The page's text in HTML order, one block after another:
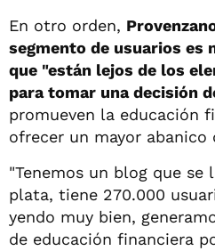
En otro orden,
segmento de usuarios es
que "están lejos de los
para tomar una decisión
promueven la educación
ofrecer un mayor abanico
"Tenemos un blog que se
plata, tiene 270.000
yendo muy bien,
de educación financiera